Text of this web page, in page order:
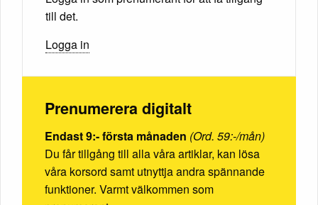
till det.
Logga in
Prenumerera digitalt
Endast 9:- första månaden (Ord. 59:-/mån)
Du får tillgång till alla våra artiklar, kan lösa
våra korsord samt utnyttja andra spännande
funktioner. Varmt välkommen som